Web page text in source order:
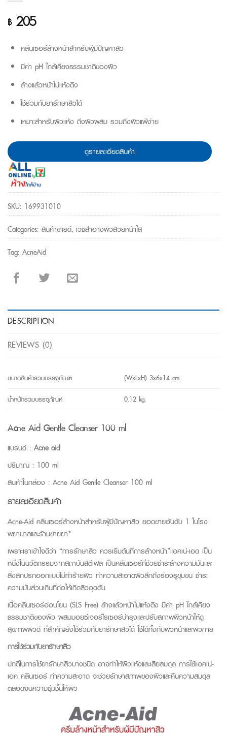
฿205
คลีนเซอร์ล้างหน้าสำหรับผู้มีปัญหาสิว
มีค่า pH ใกล้เคียงธรรมชาติของผิว
ล้างแล้วหน้าไม่แห้งตึง
ใช้ร่วมกับยารักษาสิวได้
เหมาะสำหรับผิวแห้ง ถึงผิวผสม รวมถึงผิวแพ้ง่าย
ดูรายละเอียดสินค้า
SKU: 169931010
Categories: สินค้าขายดี, เวชสำอางผิวสวยหน้าใส
Tag: AcneAid
DESCRIPTION
REVIEWS (0)
ขนาดสินค้ารวมบรรจุภัณฑ์
(WxLxH) 3x6x14 cm.
น้ำหนักรวมบรรจุภัณฑ์
0.12 kg.
Acne Aid Gentle Cleanser 100 ml
แบรนด์ : Acne aid
ปริมาณ : 100 ml
สินค้าในกล่อง : Acne Aid Gentle Cleanser 100 ml
รายละเอียดสินค้า
Acne-Aid คลีนเซอร์ล้างหน้าสำหรับผู้มีปัญหาสิว ยอดขายอันดับ 1 ในโรง
พยาบาลและร้านขายยา*
เพราะเราเข้าใจดีว่า “การรักษาสิว ควรเริ่มต้นที่การล้างหน้า”แอคเน่-เอด เป็น
หนึ่งในนวัตกรรมจากสถาบันสตีเฟล เป็นคลีนเซอร์ที่ช่วยชำระล้างความมันและ
สิ่งสกปรกออกแบบไม่ทำร้ายผิว ทำความสะอาดผิวลึกถึงร่องรูขุมขน ชำระ
ความมันส่วนเกินที่ก่อให้เกิดสิวอุดตัน
เนื้อคลีนเซอร์อ่อนโยน (SLS Free) ล้างแล้วหน้าไม่แห้งตึง มีค่า pH ใกล้เคียง
ธรรมชาติของผิว ผสมมอยซ์เจอร์ไรเซอร์บำรุงและปรับสภาพผิวหน้าให้ดู
สุขภาพผิวดี ที่สำคัญยังใช้ร่วมกับยารักษาสิวได้ ใช้ได้ทั้งกับผิวหน้าและผิวกาย
การใช้ร่วมกับยารักษาสิว
ปกติในการใช้ยารักษาสิวบางชนิด อาจทำให้ผิวแห้งและเสียสมดุล การใช้แอคเน่-
เอค คลีนเซอร์ ทำความสะอาด จะช่วยรักษาสภาพของผิวและคืนความสมดุล
ตลอดจนความชุ่มชื้นให้ผิว